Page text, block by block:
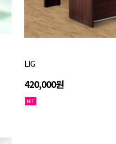
LIG
420,000원